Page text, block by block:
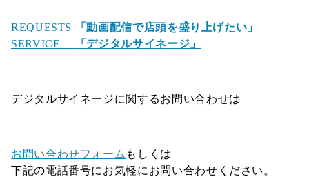
REQUESTS
「動画配信で店頭を盛り上げたい」
SERVICE
「デジタルサイネージ」
デジタルサイネージに関するお問い合わせは
お問い合わせフォーム もしくは
下記の電話番号にお気軽にお問い合わせください。